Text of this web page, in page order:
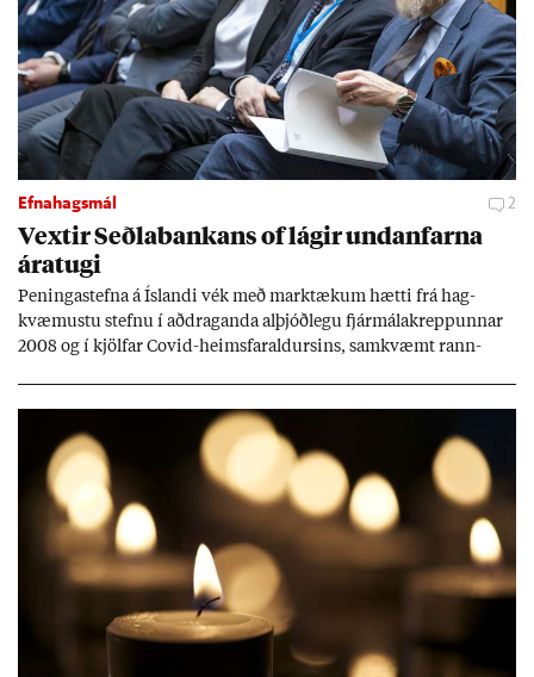
Efnahagsmál 2
Vext­ir Seðla­bank­ans of lág­ir und­an­farna
ára­tugi
Pen­inga­stefna á Ís­landi vék með mark­tæk­um hætti frá hag­
kvæm­ustu stefnu í að­drag­anda al­þjóð­legu fjár­málakrepp­unn­ar
2008 og í kjöl­far Covid-heims­far­ald­urs­ins, sam­kvæmt rann­